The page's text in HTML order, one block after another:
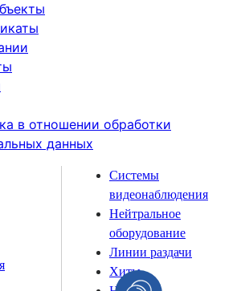
в отношении обработки
данных
Системы
видеонаблюдения
Нейтральное
оборудование
Линии раздачи
Хиты